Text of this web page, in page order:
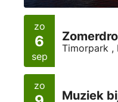
zo
6
sep
Timorpark ,
zo
Muziek